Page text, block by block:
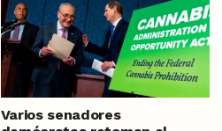
Varios senadores